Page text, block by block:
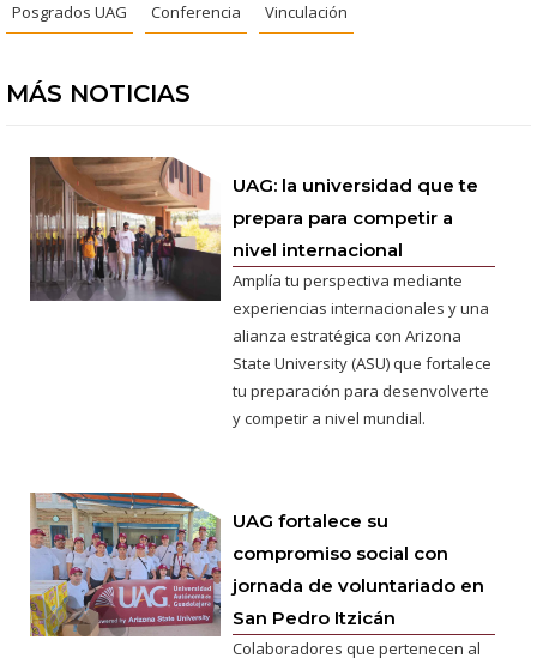
Posgrados UAG Conferencia Vinculación
MÁS NOTICIAS
UAG: la universidad que te
prepara para competir a
nivel internacional
Amplía tu perspectiva mediante
experiencias internacionales y una
alianza estratégica con Arizona
State University (ASU) que fortalece
tu preparación para desenvolverte
y competir a nivel mundial.
UAG fortalece su
compromiso social con
jornada de voluntariado en
San Pedro Itzicán
Colaboradores que pertenecen al